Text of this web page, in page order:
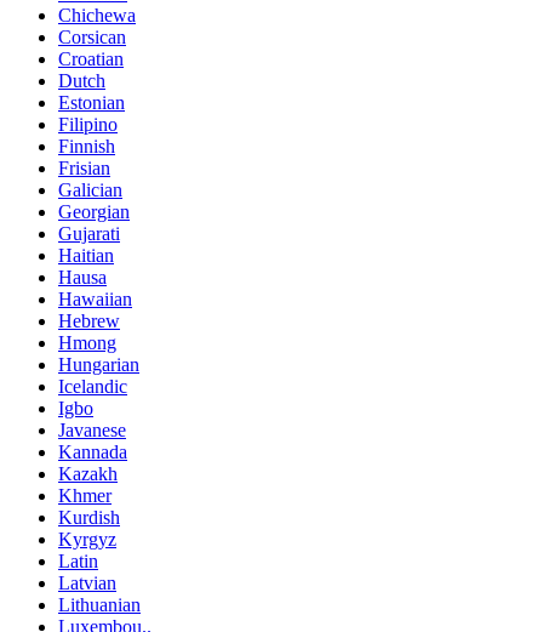
Chichewa
Corsican
Croatian
Dutch
Estonian
Filipino
Finnish
Frisian
Galician
Georgian
Gujarati
Haitian
Hausa
Hawaiian
Hebrew
Hmong
Hungarian
Icelandic
Igbo
Javanese
Kannada
Kazakh
Khmer
Kurdish
Kyrgyz
Latin
Latvian
Lithuanian
Luxembou..